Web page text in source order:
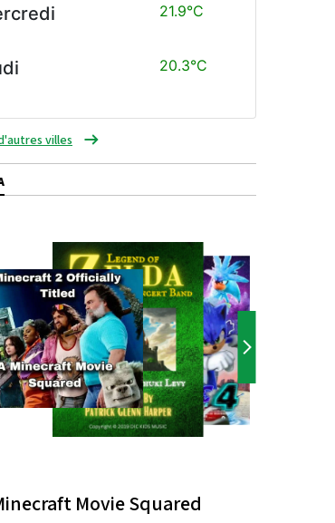
21.9°C
20.3°C
villes
Movie Squared